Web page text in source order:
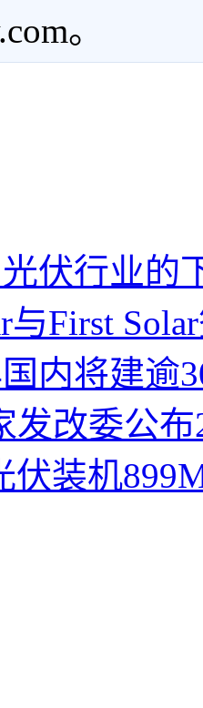
。
伏行业的
与First
内将建逾
发改委公
伏装机